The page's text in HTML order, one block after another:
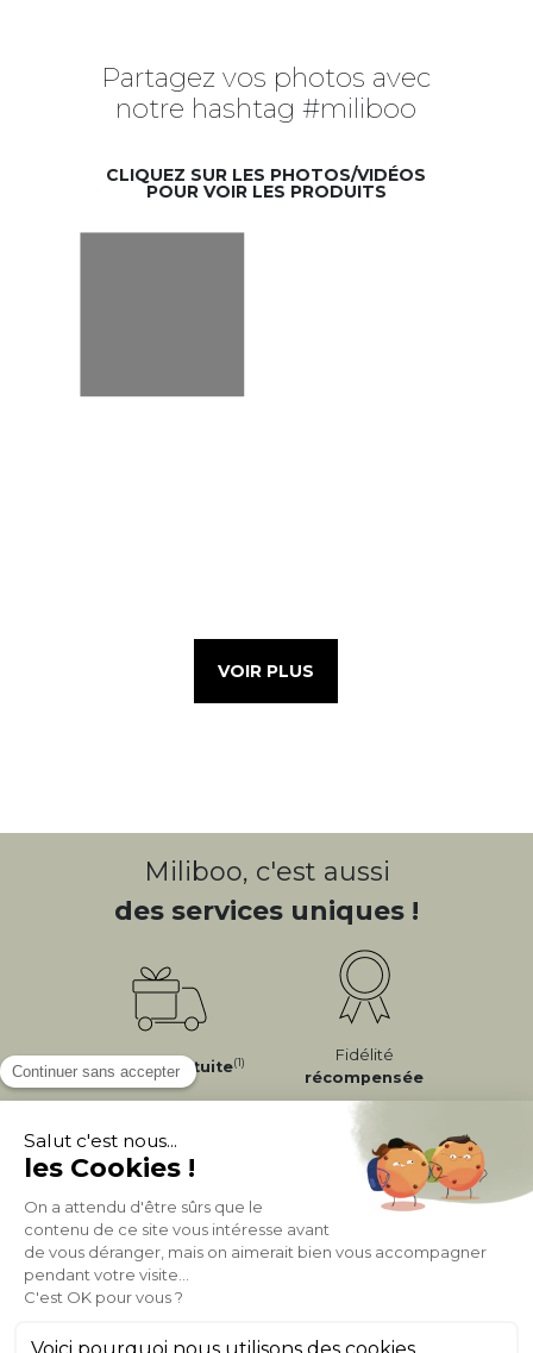
Partagez vos photos avec
notre hashtag #miliboo
CLIQUEZ SUR LES PHOTOS/VIDÉOS
POUR VOIR LES PRODUITS
VOIR PLUS
Miliboo, c'est aussi
des services uniques !
LivraisonGratuite(1)
Fidélité
récompensée
Expéditionen
24/72h
Appel gratuit
0 20 88 04 14